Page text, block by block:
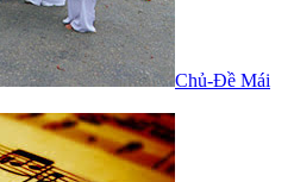
Chủ-Đề Mái